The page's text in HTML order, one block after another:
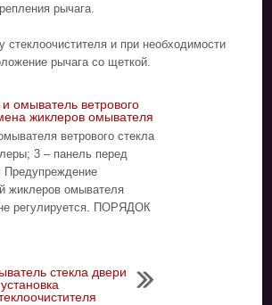
рычага.
стеклоочистителя и при необходимости
рычага со щеткой.
омыватель ветрового
жиклеров омывателя
ветрового стекла
3 – панель перед
Предупреждение
жиклеров омывателя
не регулируется. ПОРЯДОК
стекла двери